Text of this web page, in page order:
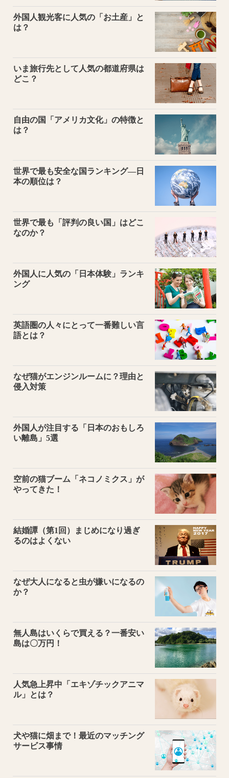
外国人観光客に人気の「お土産」と
は？
いま旅行先として人気の都道府県は
どこ？
自由の国「アメリカ文化」の特徴と
は？
世界で最も安全な国ランキング―日
本の順位は？
世界で最も「評判の良い国」はどこ
なのか？
外国人に人気の「日本体験」ランキ
ング
英語圏の人々にとって一番難しい言
語とは？
なぜ猫がエンジンルームに？理由と
侵入対策
外国人が注目する「日本のおもしろ
い離島」5選
空前の猫ブーム「ネコノミクス」が
やってきた！
結婚譚（第1回）まじめになり過ぎ
るのはよくない
なぜ大人になると虫が嫌いになるの
か？
無人島はいくらで買える？一番安い
島は〇万円！
人気急上昇中「エキゾチックアニマ
ル」とは？
犬や猫に畑まで！最近のマッチング
サービス事情